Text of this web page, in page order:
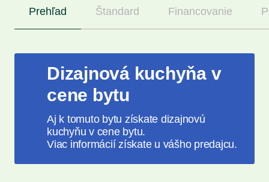
Prehľad Štandard Financovanie
Dizajnová kuchyňa v
cene bytu
Aj k tomuto bytu získate dizajnovú
kuchyňu v cene bytu.
Viac informácií získate u vášho predajcu.